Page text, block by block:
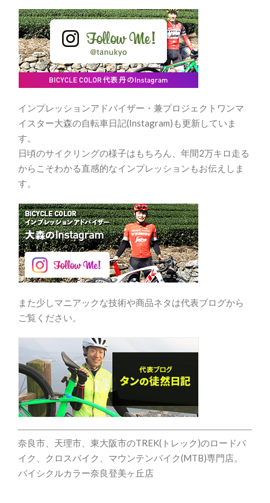
インプレッションアドバイザー・兼プロジェクトワンマ
イスター大森の自転車日記(Instagram)も更新していま
す。
日頃のサイクリングの様子はもちろん、年間2万キロ走る
からこそわかる直感的なインプレッションもお伝えしま
す。
また少しマニアックな技術や商品ネタは代表ブログから
ご覧ください。
奈良市、天理市、東大阪市のTREK(トレック)のロードバ
イク、クロスバイク、マウンテンバイク(MTB)専門店。
バイシクルカラー奈良登美ヶ丘店